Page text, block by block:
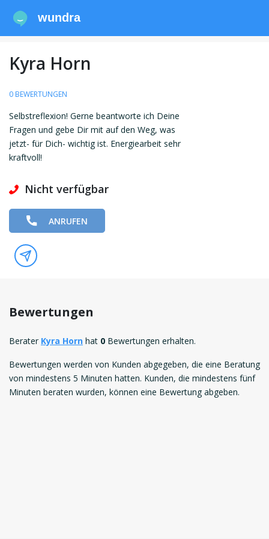
wundra
Kyra Horn
0 BEWERTUNGEN
Selbstreflexion! Gerne beantworte ich Deine
Fragen und gebe Dir mit auf den Weg, was
jetzt- für Dich- wichtig ist. Energiearbeit sehr
kraftvoll!
Nicht verfügbar
ANRUFEN
Bewertungen
Berater Kyra Horn hat 0 Bewertungen erhalten.
Bewertungen werden von Kunden abgegeben, die eine Beratung
von mindestens 5 Minuten hatten. Kunden, die mindestens fünf
Minuten beraten wurden, können eine Bewertung abgeben.